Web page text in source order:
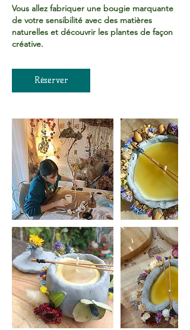
Vous allez fabriquer une bougie marquante
de votre sensibilité avec des matières
naturelles et découvrir les plantes de façon
créative.
Réserver